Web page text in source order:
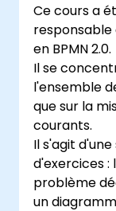
Ce cours a
responsable
en BPMN 2.0.
Il se
l'ensemble
que sur la
courants.
Il s'agit
d'exercices
problème
un